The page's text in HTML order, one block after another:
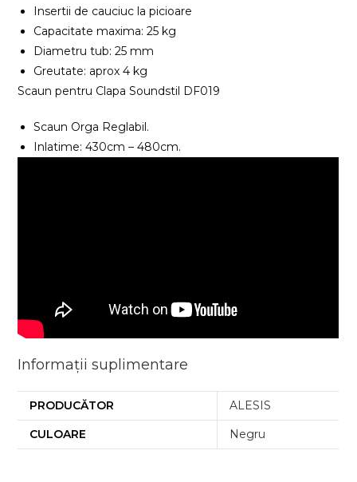
Insertii de cauciuc la picioare
Capacitate maxima: 25 kg
Diametru tub: 25 mm
Greutate: aprox 4 kg
Scaun pentru Clapa Soundstil DF019
Scaun Orga Reglabil.
Inlatime: 430cm – 480cm.
Informații suplimentare
PRODUCĂTOR
ALESIS
CULOARE
Negru